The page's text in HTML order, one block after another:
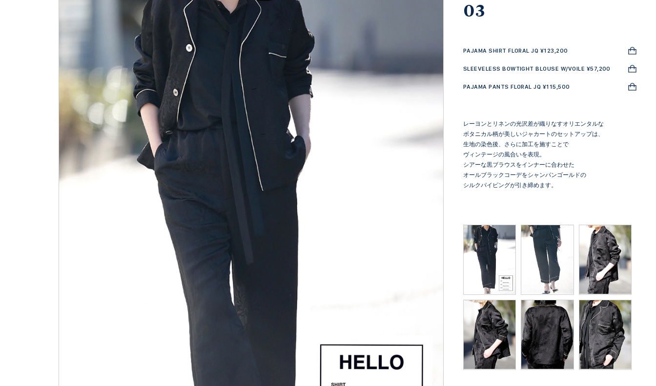
03
PAJAMA SHIRT FLORAL JQ ¥123,200
SLEEVELESS BOWTIGHT BLOUSE W/VOILE ¥57,200
PAJAMA PANTS FLORAL JQ ¥115,500
レーヨンとリネンの光沢差が織りなすオリエンタルな
ボタニカル柄が美しいジャカートのセットアップは、
生地の染色後、さらに加工を施すことで
ヴィンテージの風合いを表現。
シアーな黒ブラウスをインナーに合わせた
オールブラックコーデをシャンパンゴールドの
シルクパイピングが引き締めます。